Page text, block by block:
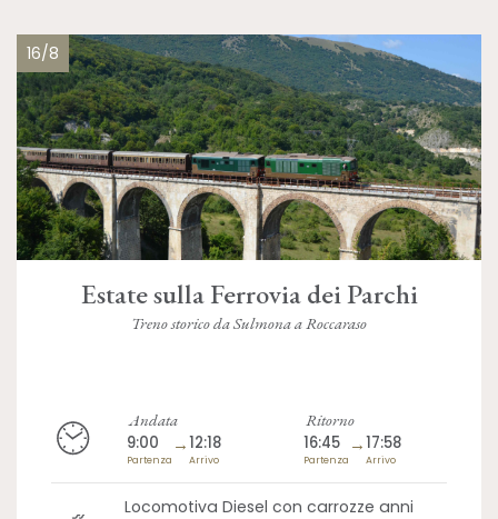
16/8
Estate sulla Ferrovia dei Parchi
Treno storico da Sulmona a Roccaraso
Andata
9:00
Partenza
→12:18
Arrivo
Ritorno
16:45
Partenza
→17:58
Arrivo
Locomotiva Diesel con carrozze anni